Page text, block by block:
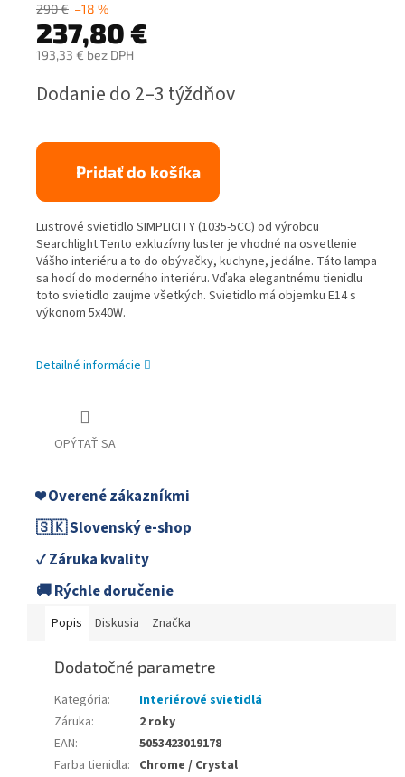
290 € –18 %
237,80 €
193,33 € bez DPH
cena:
Dodanie do 2–3 týždňov
Pridať do košíka
Lustrové svietidlo SIMPLICITY (1035-5CC) od výrobcu
Searchlight.Tento exkluzívny luster je vhodné na osvetlenie
Vášho interiéru a to do obývačky, kuchyne, jedálne. Táto lampa
sa hodí do moderného interiéru. Vďaka elegantnému tienidlu
toto svietidlo zaujme všetkých. Svietidlo má objemku E14 s
výkonom 5x40W.
Detailné informácie
OPÝTAŤ SA
❤️ Overené zákazníkmi
🇸🇰 Slovenský e-shop
✓ Záruka kvality
🚚 Rýchle doručenie
Popis Diskusia Značka
Dodatočné parametre
Kategória:
Interiérové svietidlá
Záruka:
2 roky
EAN:
5053423019178
Farba tienidla: Chrome / Crystal